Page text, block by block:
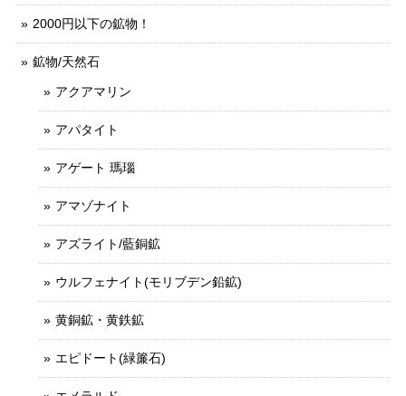
2000円以下の鉱物！
鉱物/天然石
アクアマリン
アパタイト
アゲート 瑪瑙
アマゾナイト
アズライト/藍銅鉱
ウルフェナイト(モリブデン鉛鉱)
黄銅鉱・黄鉄鉱
エピドート(緑簾石)